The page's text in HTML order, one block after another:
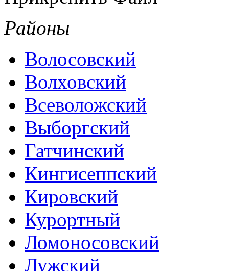
Районы
Волосовский
Волховский
Всеволожский
Выборгский
Гатчинский
Кингисеппский
Кировский
Курортный
Ломоносовский
Лужский